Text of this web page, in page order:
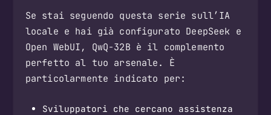
Se stai seguendo questa serie sull’IA
locale e hai già configurato DeepSeek e
Open WebUI, QwQ-32B è il complemento
perfetto al tuo arsenale. È
particolarmente indicato per:
Sviluppatori che cercano assistenza